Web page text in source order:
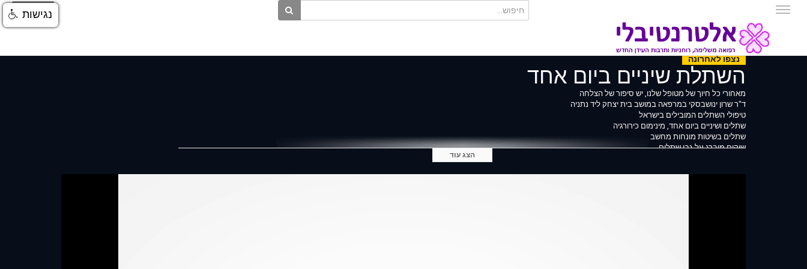
התחברות
נצפו לאחרונה
השתלת שיניים ביום אחד
מאחורי כל חיוך של מטופל שלנו, יש סיפור של הצלחה
ד"ר שרון ינושבסקי במרפאה במושב בית יצחק ליד נתניה
טיפולי השתלים המובילים בישראל
שתלים ושיניים ביום אחד, מינימום כירורגיה
שתלים בשיטות מונחות מחשב
שיקום מוברג על גבי שתלים
הצג עוד
נגישות